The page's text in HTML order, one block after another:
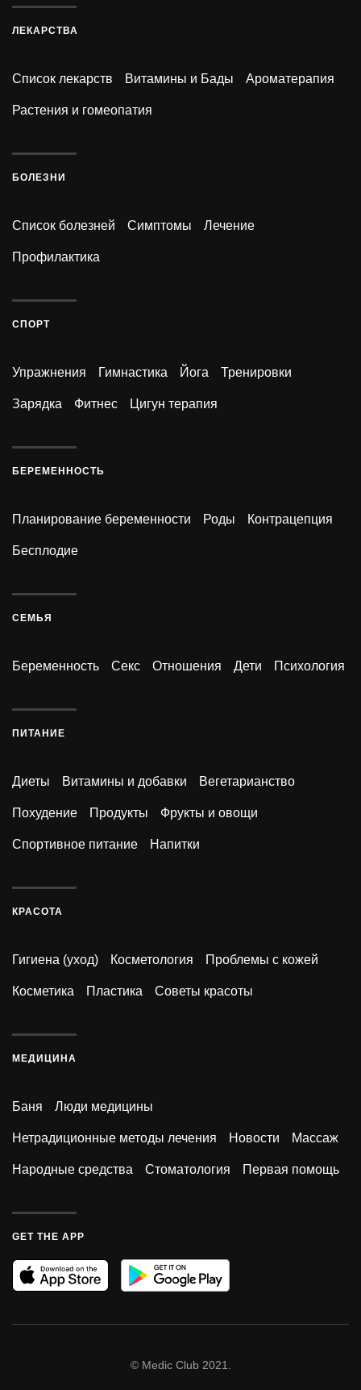
ЛЕКАРСТВА
Список лекарств Витамины и Бады Ароматерапия
Растения и гомеопатия
БОЛЕЗНИ
Список болезней Симптомы Лечение
Профилактика
СПОРТ
Упражнения Гимнастика Йога Тренировки
Зарядка Фитнес Цигун терапия
БЕРЕМЕННОСТЬ
Планирование беременности Роды Контрацепция
Бесплодие
СЕМЬЯ
Беременность Секс Отношения Дети Психология
ПИТАНИЕ
Диеты Витамины и добавки Вегетарианство
Похудение Продукты Фрукты и овощи
Спортивное питание Напитки
КРАСОТА
Гигиена (уход) Косметология Проблемы с кожей
Косметика Пластика Советы красоты
МЕДИЦИНА
Баня Люди медицины
Нетрадиционные методы лечения Новости Массаж
Народные средства Стоматология Первая помощь
GET THE APP
© Medic Club 2021.